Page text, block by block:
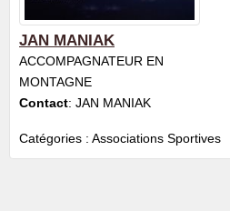
JAN MANIAK
ACCOMPAGNATEUR EN
MONTAGNE
Contact: JAN MANIAK
Catégories : Associations Sportives